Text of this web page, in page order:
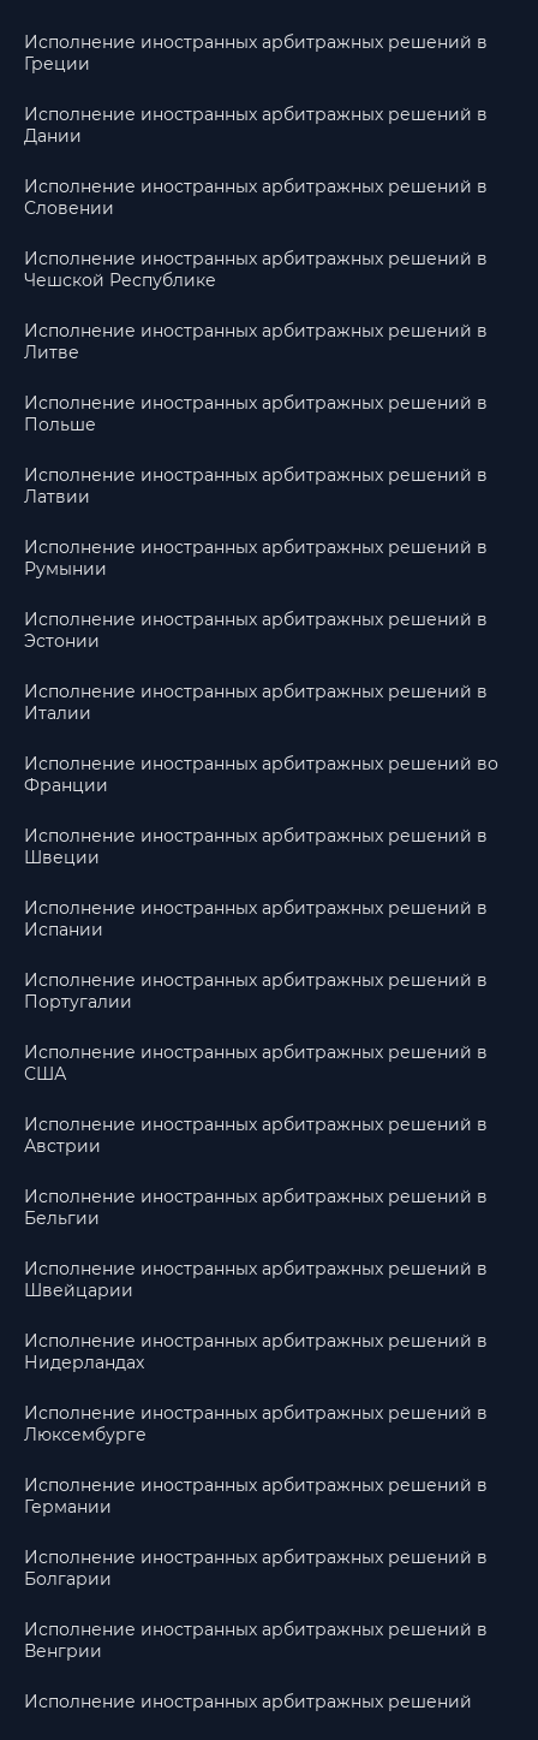
Исполнение иностранных арбитражных решений в
Греции
Исполнение иностранных арбитражных решений в
Дании
Исполнение иностранных арбитражных решений в
Словении
Исполнение иностранных арбитражных решений в
Чешской Республике
Исполнение иностранных арбитражных решений в
Литве
Исполнение иностранных арбитражных решений в
Польше
Исполнение иностранных арбитражных решений в
Латвии
Исполнение иностранных арбитражных решений в
Румынии
Исполнение иностранных арбитражных решений в
Эстонии
Исполнение иностранных арбитражных решений в
Италии
Исполнение иностранных арбитражных решений во
Франции
Исполнение иностранных арбитражных решений в
Швеции
Исполнение иностранных арбитражных решений в
Испании
Исполнение иностранных арбитражных решений в
Португалии
Исполнение иностранных арбитражных решений в
США
Исполнение иностранных арбитражных решений в
Австрии
Исполнение иностранных арбитражных решений в
Бельгии
Исполнение иностранных арбитражных решений в
Швейцарии
Исполнение иностранных арбитражных решений в
Нидерландах
Исполнение иностранных арбитражных решений в
Люксембурге
Исполнение иностранных арбитражных решений в
Германии
Исполнение иностранных арбитражных решений в
Болгарии
Исполнение иностранных арбитражных решений в
Венгрии
Исполнение иностранных арбитражных решений